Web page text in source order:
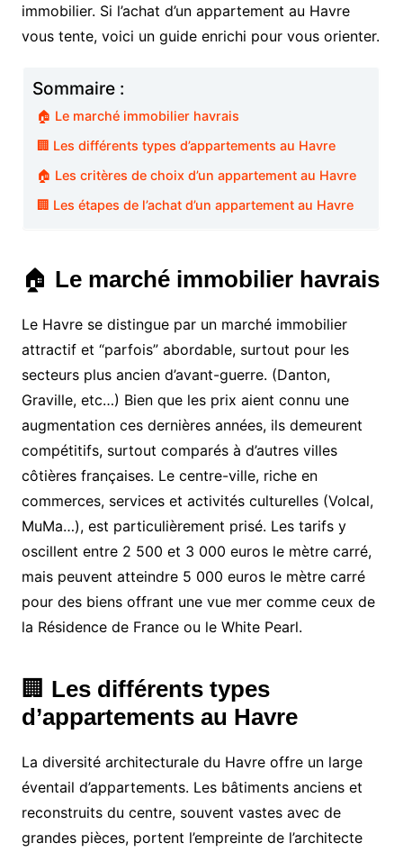
immobilier. Si l’achat d’un appartement au Havre
vous tente, voici un guide enrichi pour vous orienter.
Sommaire :
🏠 Le marché immobilier havrais
🏢 Les différents types d’appartements au Havre
🏠 Les critères de choix d’un appartement au Havre
🏢 Les étapes de l’achat d’un appartement au Havre
🏠 Le marché immobilier havrais
Le Havre se distingue par un marché immobilier
attractif et “parfois” abordable, surtout pour les
secteurs plus ancien d’avant-guerre. (Danton,
Graville, etc…) Bien que les prix aient connu une
augmentation ces dernières années, ils demeurent
compétitifs, surtout comparés à d’autres villes
côtières françaises. Le centre-ville, riche en
commerces, services et activités culturelles (Volcal,
MuMa…), est particulièrement prisé. Les tarifs y
oscillent entre 2 500 et 3 000 euros le mètre carré,
mais peuvent atteindre 5 000 euros le mètre carré
pour des biens offrant une vue mer comme ceux de
la Résidence de France ou le White Pearl.
🏢 Les différents types
d’appartements au Havre
La diversité architecturale du Havre offre un large
éventail d’appartements. Les bâtiments anciens et
reconstruits du centre, souvent vastes avec de
grandes pièces, portent l’empreinte de l’architecte